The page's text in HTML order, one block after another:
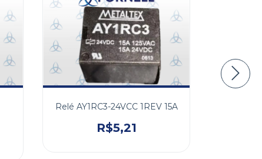
Relé AY1RC3-24VCC 1REV 15A
R$5,21